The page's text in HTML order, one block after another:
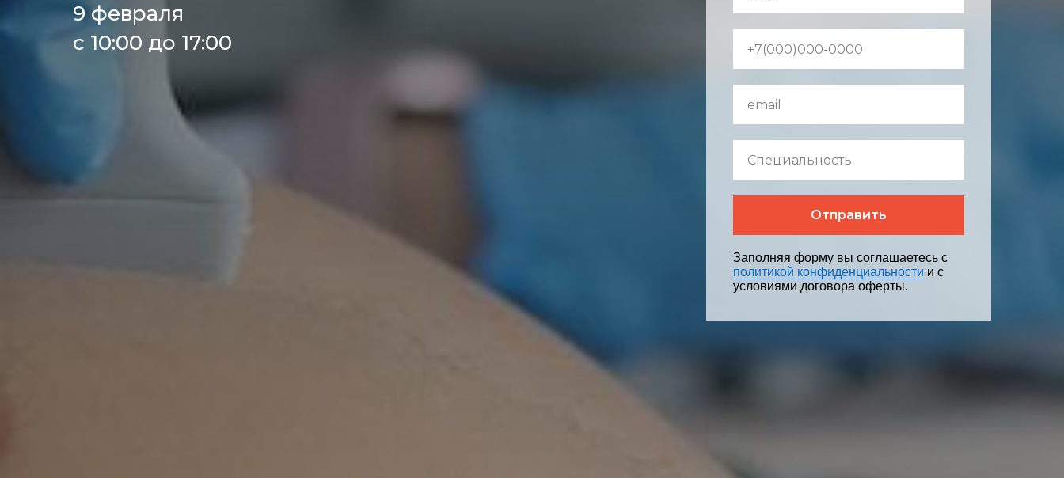
9 февраля
с 10:00 до 17:00
Отправить
Заполняя форму вы соглашаетесь с
политикой конфиденциальности и с
условиями договора оферты.